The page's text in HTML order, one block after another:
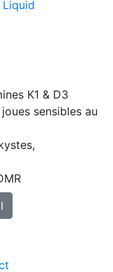
K1 & D3
sensibles au